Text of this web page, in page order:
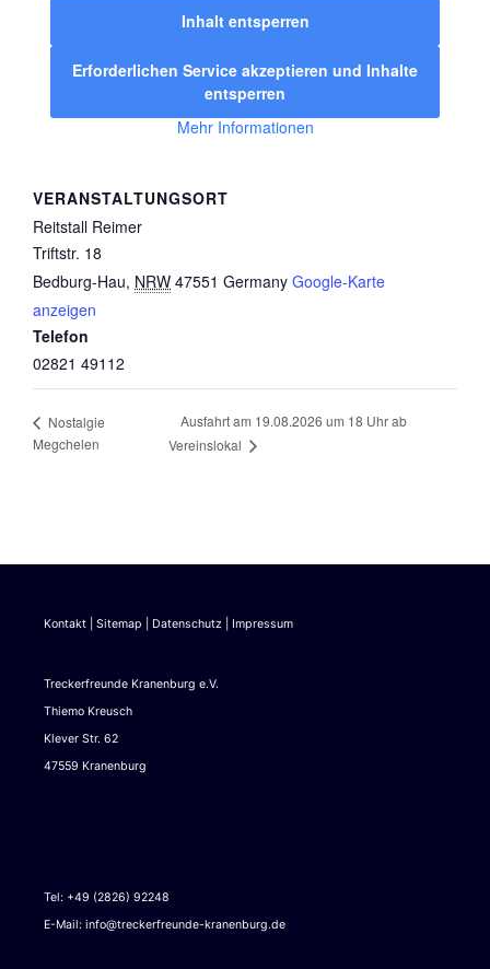
VERANSTALTUNGSORT
Reitstall Reimer
Triftstr. 18
Bedburg-Hau, NRW 47551 Germany Google-Karte
anzeigen
Telefon
02821 49112
Inhalt entsperren
Erforderlichen Service akzeptieren und Inhalte
entsperren
Mehr Informationen
Nostalgie
Megchelen
Ausfahrt am 19.08.2026 um 18 Uhr ab
Vereinslokal
Kontakt Sitemap Datenschutz Impressum
Treckerfreunde Kranenburg e.V.
Thiemo Kreusch
Klever Str. 62
47559 Kranenburg
Tel: +49 (2826) 92248
E-Mail: info@treckerfreunde-kranenburg.de